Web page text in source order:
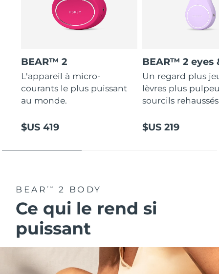
BEAR™ 2
L'appareil à micro-
courants le plus puissant
au monde.
$US 419
BEAR™ 2 eyes
Un regard plus
lèvres plus
sourcils
$US 219
BEARTM 2 BODY
Ce qui le rend si
puissant